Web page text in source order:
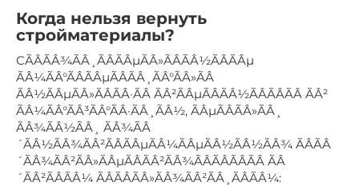
Когда нельзя вернуть
стройматериалы?
СÃÂÃÂ¾ÃÂ¸ÃÂÃÂµÃÂ»ÃÂÃÂ½ÃÂÃÂµ
ÃÂ¼ÃÂ°ÃÂÃÂµÃÂÃÂ¸ÃÂ°ÃÂ»ÃÂ
ÃÂ½ÃÂµÃÂ»ÃÂÃÂ·ÃÂ ÃÂ²ÃÂµÃÂÃÂ½ÃÂÃÂÃÂ ÃÂ²
ÃÂ¼ÃÂ°ÃÂ³ÃÂ°ÃÂ·ÃÂ¸ÃÂ½, ÃÂµÃÂÃÂ»ÃÂ¸
ÃÂ¾ÃÂ½ÃÂ¸ ÃÂ¾ÃÂ
´ÃÂ½ÃÂ¾ÃÂ²ÃÂÃÂµÃÂ¼ÃÂµÃÂ½ÃÂ½ÃÂ¾ ÃÂÃÂ
´ÃÂ¾ÃÂ²ÃÂ»ÃÂµÃÂÃÂ²ÃÂ¾ÃÂÃÂÃÂÃÂ ÃÂ
´ÃÂ²ÃÂÃÂ¼ ÃÂÃÂÃÂ»ÃÂ¾ÃÂ²ÃÂ¸ÃÂÃÂ¼: